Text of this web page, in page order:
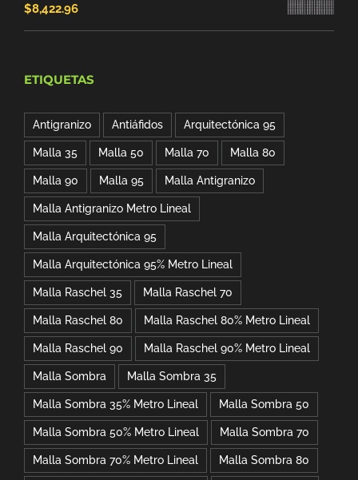
era:
$8,422.96
ETIQUETAS
Antigranizo Antiáfidos Arquitectónica 95
Malla 35 Malla 50 Malla 70 Malla 80
Malla 90 Malla 95 Malla Antigranizo
Malla Antigranizo Metro Lineal
Malla Arquitectónica 95
Malla Arquitectónica 95% Metro Lineal
Malla Raschel 35 Malla Raschel 70
Malla Raschel 80 Malla Raschel 80% Metro Lineal
Malla Raschel 90 Malla Raschel 90% Metro Lineal
Malla Sombra Malla Sombra 35
Malla Sombra 35% Metro Lineal Malla Sombra 50
Malla Sombra 50% Metro Lineal Malla Sombra 70
Malla Sombra 70% Metro Lineal Malla Sombra 80